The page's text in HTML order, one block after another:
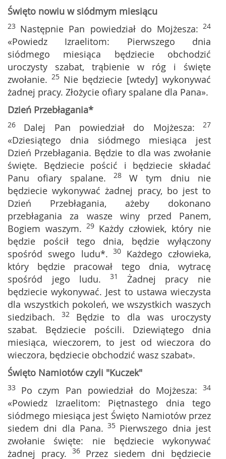
Święto nowiu w siódmym miesiącu
23 Następnie Pan powiedział do Mojżesza: 24
«Powiedz Izraelitom: Pierwszego dnia
siódmego miesiąca będziecie obchodzić
uroczysty szabat, trąbienie w róg i święte
zwołanie. 25 Nie będziecie [wtedy] wykonywać
żadnej pracy. Złożycie ofiary spalane dla Pana».
Dzień Przebłagania*
26 Dalej Pan powiedział do Mojżesza: 27
«Dziesiątego dnia siódmego miesiąca jest
Dzień Przebłagania. Będzie to dla was zwołanie
święte. Będziecie pościć i będziecie składać
Panu ofiary spalane. 28W tym dniu nie
będziecie wykonywać żadnej pracy, bo jest to
Dzień Przebłagania, ażeby dokonano
przebłagania za wasze winy przed Panem,
Bogiem waszym. 29 Każdy człowiek, który nie
będzie pościł tego dnia, będzie wyłączony
spośród swego ludu*. 30 Każdego człowieka,
który będzie pracował tego dnia, wytracę
spośród jego ludu. 31 Żadnej pracy nie
będziecie wykonywać. Jest to ustawa wieczysta
dla wszystkich pokoleń, we wszystkich waszych
siedzibach. 32 Będzie to dla was uroczysty
szabat. Będziecie pościli. Dziewiątego dnia
miesiąca, wieczorem, to jest od wieczora do
wieczora, będziecie obchodzić wasz szabat».
Święto Namiotów czyli "Kuczek"
33 Po czym Pan powiedział do Mojżesza: 34
«Powiedz Izraelitom: Piętnastego dnia tego
siódmego miesiąca jest Święto Namiotów przez
siedem dni dla Pana. 35 Pierwszego dnia jest
zwołanie święte: nie będziecie wykonywać
żadnej pracy. 36 Przez siedem dni będziecie